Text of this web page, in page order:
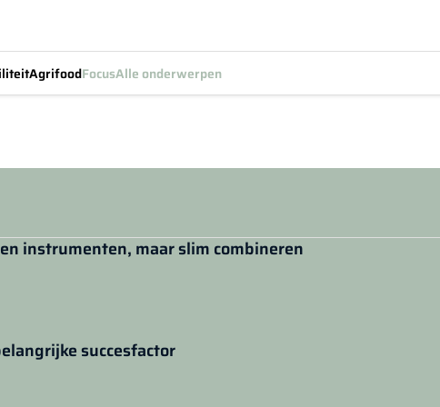
AgrifoodFocusAlle onderwerpen
instrumenten, maar slim combineren
succesfactor